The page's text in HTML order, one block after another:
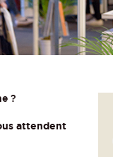
?
attendent